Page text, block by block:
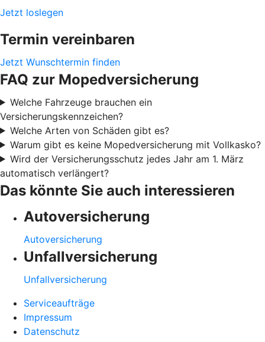
Jetzt loslegen
Termin vereinbaren
Jetzt Wunschtermin finden
FAQ zur Mopedversicherung
Welche Fahrzeuge brauchen ein
Versicherungskennzeichen?
Welche Arten von Schäden gibt es?
Warum gibt es keine Mopedversicherung mit Vollkasko?
Wird der Versicherungsschutz jedes Jahr am 1. März
automatisch verlängert?
Das könnte Sie auch interessieren
Autoversicherung
Autoversicherung
Unfallversicherung
Unfallversicherung
Serviceaufträge
Impressum
Datenschutz